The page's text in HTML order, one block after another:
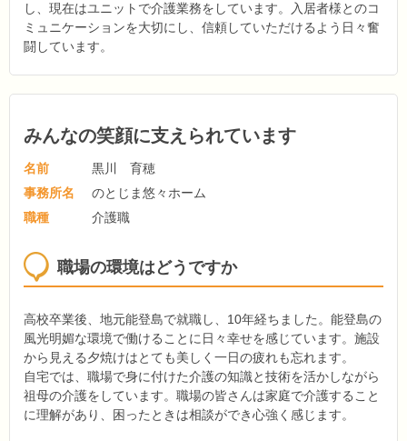
し、現在はユニットで介護業務をしています。入居者様とのコ
ミュニケーションを大切にし、信頼していただけるよう日々奮
闘しています。
みんなの笑顔に支えられています
名前
黒川 育穂
事務所名
のとじま悠々ホーム
職種
介護職
職場の環境はどうですか
高校卒業後、地元能登島で就職し、10年経ちました。能登島の
風光明媚な環境で働けることに日々幸せを感じています。施設
から見える夕焼けはとても美しく一日の疲れも忘れます。
自宅では、職場で身に付けた介護の知識と技術を活かしながら
祖母の介護をしています。職場の皆さんは家庭で介護すること
に理解があり、困ったときは相談ができ心強く感じます。